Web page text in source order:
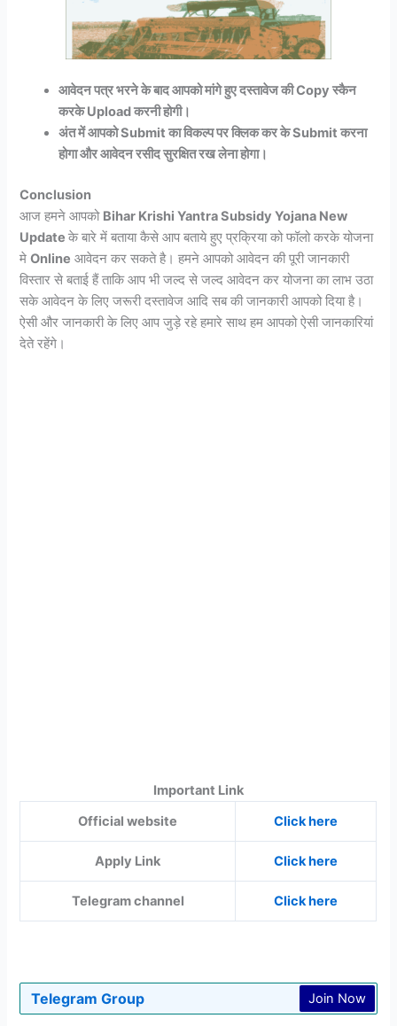
आवेदन पत्र भरने के बाद आपको मांगे हुए दस्तावेज की Copy स्कैन
करके Upload करनी होगी।
अंत में आपको Submit का विकल्प पर क्लिक कर के Submit करना
होगा और आवेदन रसीद सुरक्षित रख लेना होगा।
Conclusion
आज हमने आपको Bihar Krishi Yantra Subsidy Yojana New
Updateके बारे में बताया कैसे आप बताये हुए प्रक्रिया को फॉलो करके योजना
मेOnline आवेदन कर सकते है। हमने आपको आवेदन की पूरी जानकारी
विस्तार से बताई हैं ताकि आप भी जल्द से जल्द आवेदन कर योजना का लाभ उठा
सके आवेदन के लिए जरूरी दस्तावेज आदि सब की जानकारी आपको दिया है।
ऐसी और जानकारी के लिए आप जुड़े रहे हमारे साथ हम आपको ऐसी जानकारियां
देते रहेंगे।
Important Link
Official website
Click here
Apply Link Click here
Telegram channel Click here
Telegram Group Join Now